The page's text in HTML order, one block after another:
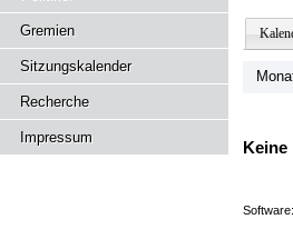
Gremien
Sitzungskalender
Recherche
Impressum
Keine
Software: